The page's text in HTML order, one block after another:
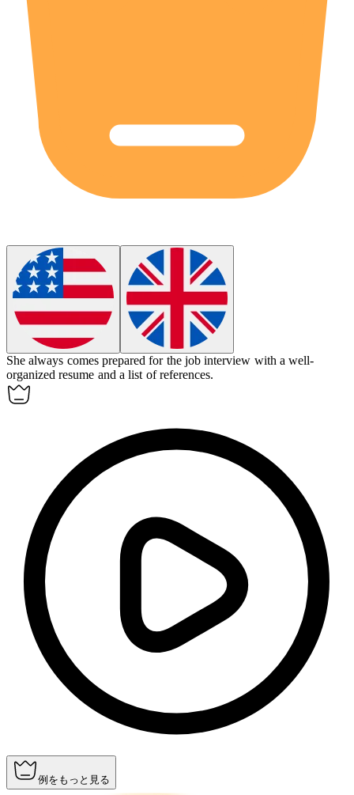
She always comes prepared for the job interview with a well-
organized resume and a list of references.
例をもっと見る